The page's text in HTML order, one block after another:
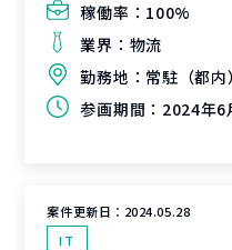
稼働率： 100%
業界： 物流
勤務地： 常駐（都内）
参画期間： 2024年6月1日～
案件更新日： 2024.05.28
IT